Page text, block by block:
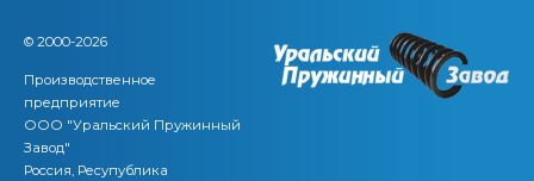
© 2000-2026
Производственное
предприятие
ООО "Уральский Пружинный
Завод"
Россия, Ресупублика